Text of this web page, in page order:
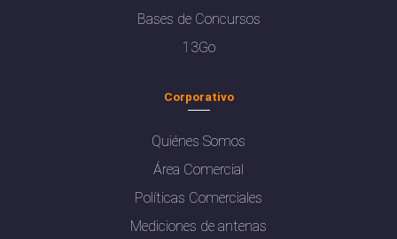
Bases de Concursos
13Go
Corporativo
Quiénes Somos
Área Comercial
Políticas Comerciales
Mediciones de antenas